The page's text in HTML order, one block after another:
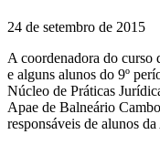
24 de setembro de 2015
A coordenadora do
e alguns alunos do 9º
Núcleo de Práticas
Apae de Balneário
responsáveis de alunos